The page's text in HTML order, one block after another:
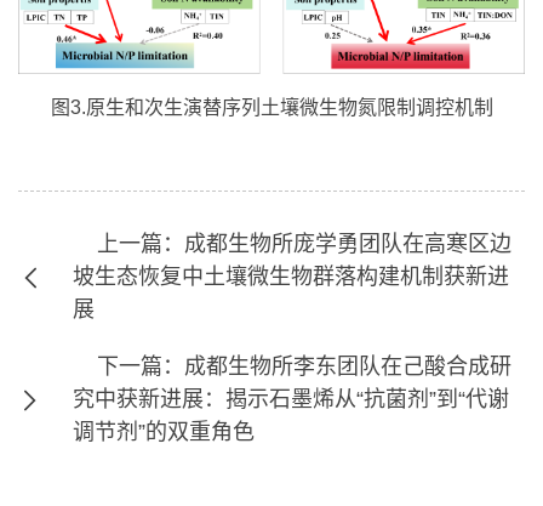
图3.原生和次生演替序列土壤微生物氮限制调控机制
上一篇：成都生物所庞学勇团队在高寒区边
坡生态恢复中土壤微生物群落构建机制获新进
展
下一篇：成都生物所李东团队在己酸合成研
究中获新进展：揭示石墨烯从“抗菌剂”到“代谢
调节剂”的双重角色